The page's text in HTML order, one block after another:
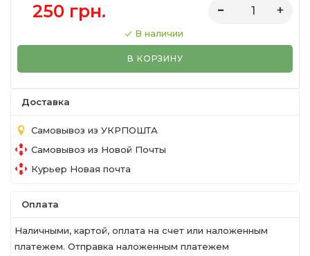
250 грн.
В наличии
В КОРЗИНУ
Доставка
Самовывоз из УКРПОШТА
Самовывоз из Новой Почты
Курьер Новая почта
Оплата
Наличными, картой, оплата на счет или наложенным
платежем. Отправка наложенным платежем